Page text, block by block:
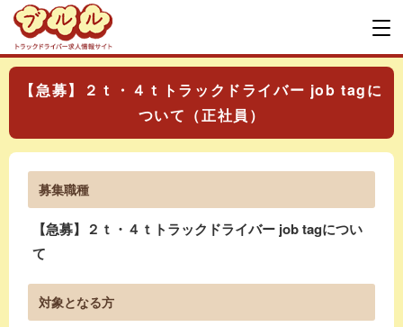
【急募】２ｔ・４ｔトラックドライバー job tagに
ついて（正社員）
募集職種
【急募】２ｔ・４ｔトラックドライバー job tagについ
て
対象となる方